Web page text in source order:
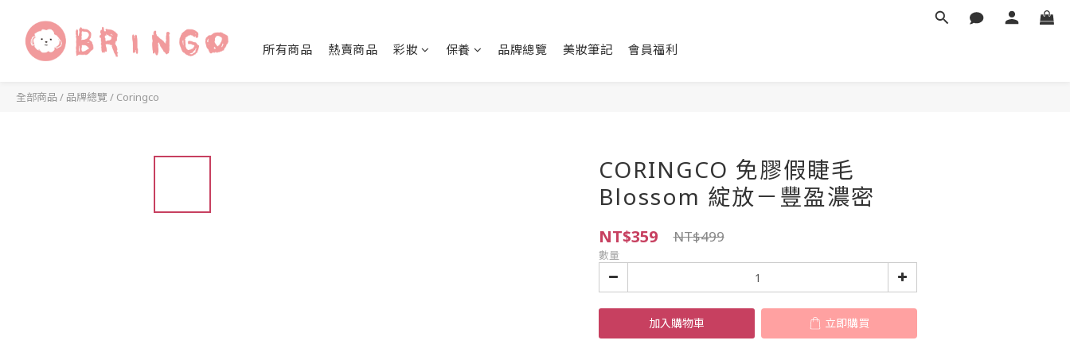
所有商品 熱賣商品 彩妝 保養 品牌總覽 美妝筆記 會員福利
全部商品 / 品牌總覽 / Coringco
CORINGCO 免膠假睫毛
Blossom 綻放－豐盈濃密
NT$359 NT$499
數量
加入購物車 立即購買